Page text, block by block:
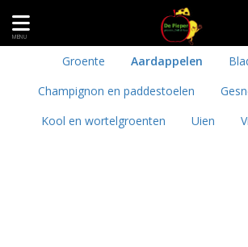
MENU
Groente Aardappelen
Champignon en paddestoelen
Kool en wortelgroenten
Uien